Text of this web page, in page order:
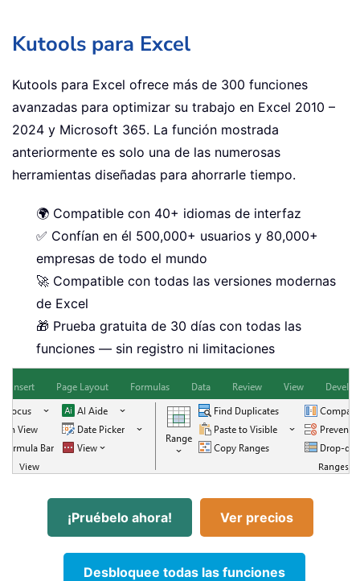
Kutools para Excel
Kutools para Excel ofrece más de 300 funciones
avanzadas para optimizar su trabajo en Excel 2010 –
2024 y Microsoft 365. La función mostrada
anteriormente es solo una de las numerosas
herramientas diseñadas para ahorrarle tiempo.
🌍 Compatible con 40+ idiomas de interfaz
✅ Confían en él 500,000+ usuarios y 80,000+
empresas de todo el mundo
🚀 Compatible con todas las versiones modernas
de Excel
🎁 Prueba gratuita de 30 días con todas las
funciones — sin registro ni limitaciones
¡Pruébelo ahora! Ver precios
Desbloquee todas las funciones